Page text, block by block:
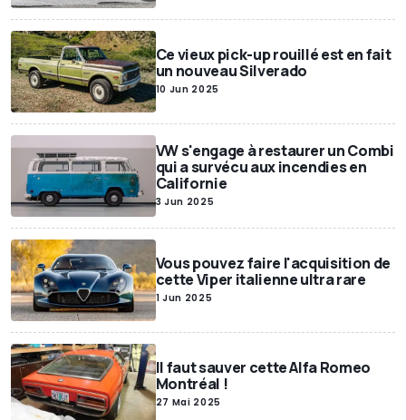
Ce vieux pick-up rouillé est en fait
un nouveau Silverado
10 Jun 2025
VW s'engage à restaurer un Combi
qui a survécu aux incendies en
Californie
3 Jun 2025
Vous pouvez faire l'acquisition de
cette Viper italienne ultra rare
1 Jun 2025
Il faut sauver cette Alfa Romeo
Montréal !
27 Mai 2025